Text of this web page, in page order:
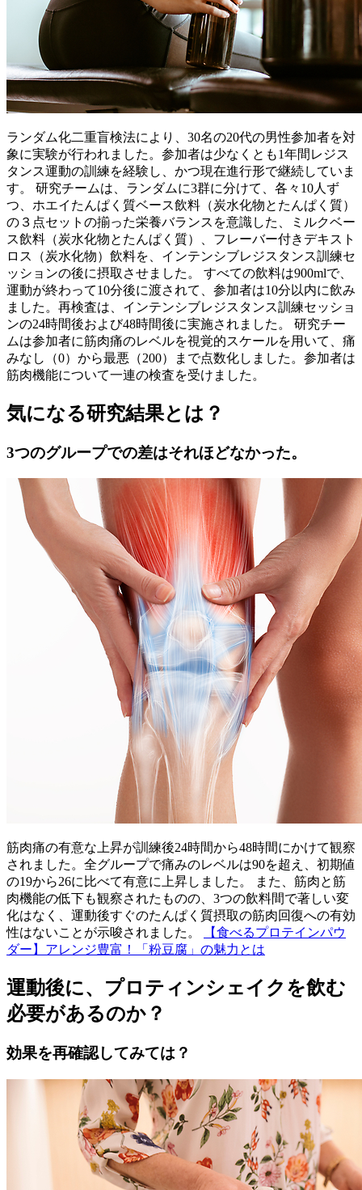
ランダム化二重盲検法により、30名の20代の男性参加者を対
象に実験が行われました。参加者は少なくとも1年間レジス
タンス運動の訓練を経験し、かつ現在進行形で継続していま
す。 研究チームは、ランダムに3群に分けて、各々10人ず
つ、ホエイたんぱく質ベース飲料（炭水化物とたんぱく質）
の３点セットの揃った栄養バランスを意識した、ミルクベー
ス飲料（炭水化物とたんぱく質）、フレーバー付きデキスト
ロス（炭水化物）飲料を、インテンシブレジスタンス訓練セ
ッションの後に摂取させました。 すべての飲料は900mlで、
運動が終わって10分後に渡されて、参加者は10分以内に飲み
ました。再検査は、インテンシブレジスタンス訓練セッショ
ンの24時間後および48時間後に実施されました。 研究チー
ムは参加者に筋肉痛のレベルを視覚的スケールを用いて、痛
みなし（0）から最悪（200）まで点数化しました。参加者は
筋肉機能について一連の検査を受けました。
気になる研究結果とは？
3つのグループでの差はそれほどなかった。
筋肉痛の有意な上昇が訓練後24時間から48時間にかけて観察
されました。全グループで痛みのレベルは90を超え、初期値
の19から26に比べて有意に上昇しました。 また、筋肉と筋
肉機能の低下も観察されたものの、3つの飲料間で著しい変
化はなく、運動後すぐのたんぱく質摂取の筋肉回復への有効
性はないことが示唆されました。
【食べるプロテインパウ
ダー】アレンジ豊富！「粉豆腐」の魅力とは
運動後に、プロティンシェイクを飲む
必要があるのか？
効果を再確認してみては？